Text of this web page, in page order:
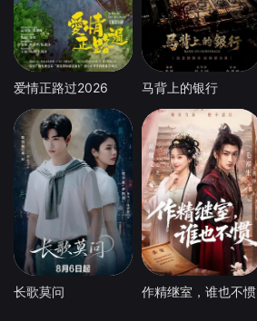
爱情正路过2026 马背上的银行
长歌莫问 作精继室，谁也不惯